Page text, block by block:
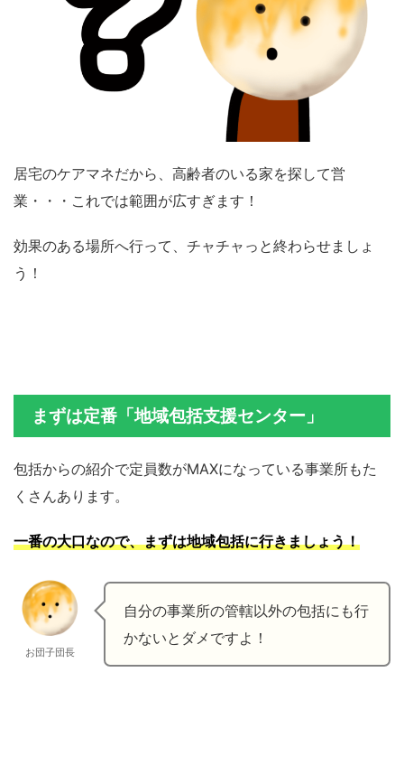
居宅のケアマネだから、高齢者のいる家を探して営
業・・・これでは範囲が広すぎます！
効果のある場所へ行って、チャチャっと終わらせましょ
う！
まずは定番「地域包括支援センター」
包括からの紹介で定員数がMAXになっている事業所もた
くさんあります。
一番の大口なので、まずは地域包括に行きましょう！
お団子団長
自分の事業所の管轄以外の包括にも行
かないとダメですよ！